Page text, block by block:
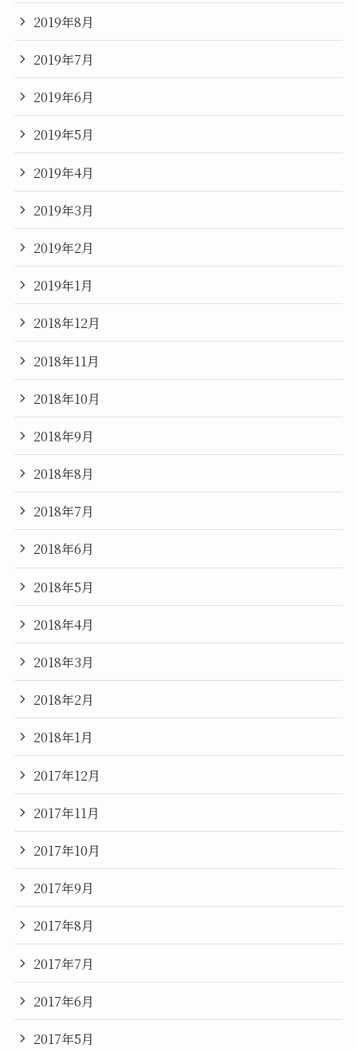
2019年8月
2019年7月
2019年6月
2019年5月
2019年4月
2019年3月
2019年2月
2019年1月
2018年12月
2018年11月
2018年10月
2018年9月
2018年8月
2018年7月
2018年6月
2018年5月
2018年4月
2018年3月
2018年2月
2018年1月
2017年12月
2017年11月
2017年10月
2017年9月
2017年8月
2017年7月
2017年6月
2017年5月